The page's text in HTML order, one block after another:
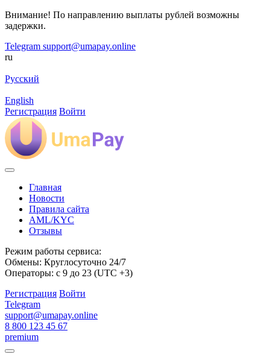
Внимание! По направлению выплаты рублей возможны
задержки.
Telegram support@umapay.online
ru
Русский
English
Регистрация Войти
Главная
Новости
Правила сайта
AML/KYC
Отзывы
Режим работы сервиса:
Обмены: Круглосуточно 24/7
Операторы: с 9 до 23 (UTC +3)
Регистрация Войти
Telegram
support@umapay.online
8 800 123 45 67
premium